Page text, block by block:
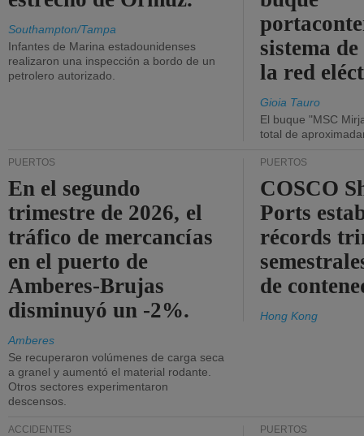
Southampton/Tampa
Infantes de Marina estadounidenses
realizaron una inspección a bordo de un
petrolero autorizado.
sistema
la red
Gioia Tauro
El buque "MSC
total de
PUERTOS
En el segundo
trimestre de 2026, el
tráfico de mercancías
en el puerto de
Amberes-Brujas
disminuyó un -2%.
Amberes
Se recuperaron volúmenes de carga seca
a granel y aumentó el material rodante.
Otros sectores experimentaron
descensos.
PUERTOS
COSCO
Ports
récords
de
Hong Kong
ACCIDENTES PUERTOS